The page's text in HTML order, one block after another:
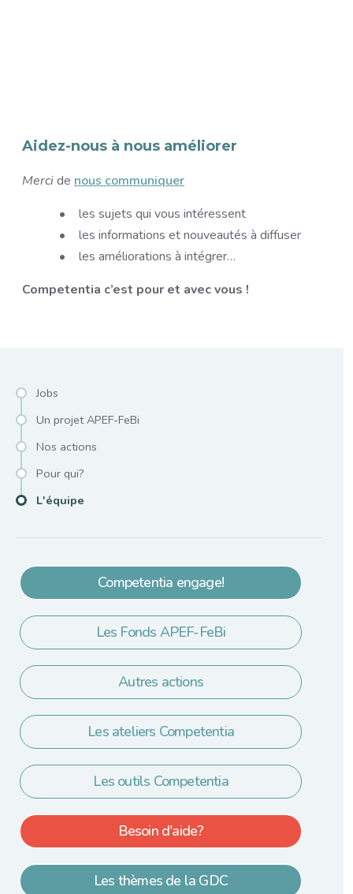
Sub main menu
Jobs
Un projet APEF-FeBi
Nos actions
Pour qui?
L'équipe
Competentia engage!
Les Fonds APEF-FeBi
Autres actions
Les ateliers Competentia
Les outils Competentia
Besoin d'aide?
Les thèmes de la GDC
Aidez-nous à nous améliorer
Mercide nous communiquer
les sujets qui vous intéressent
les informations et nouveautés à diffuser
les améliorations à intégrer…
Competentia c’est pour et avec vous !